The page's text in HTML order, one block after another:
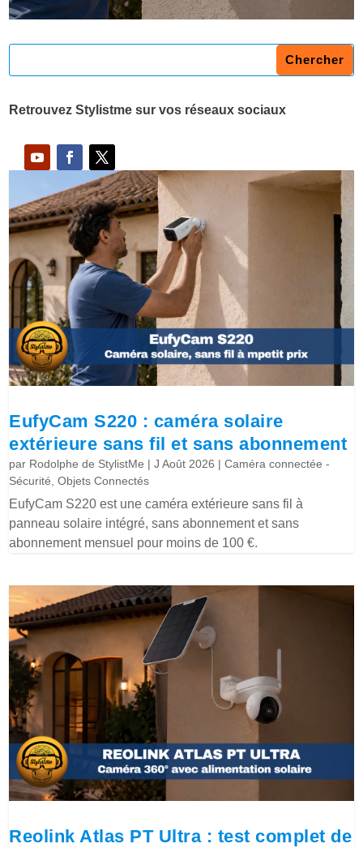
Retrouvez Stylistme sur vos réseaux sociaux
EufyCam S220 : caméra solaire
extérieure sans fil et sans abonnement
par Rodolphe de StylistMe |J Août 2026 |Caméra connectée -
Sécurité ,Objets Connectés
EufyCam S220 est une caméra extérieure sans fil à
panneau solaire intégré, sans abonnement et sans
abonnement mensuel pour moins de 100 €.
Reolink Atlas PT Ultra : test complet de